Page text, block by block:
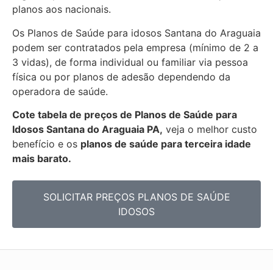
planos aos nacionais.
Os Planos de Saúde para idosos Santana do Araguaia
podem ser contratados pela empresa (mínimo de 2 a
3 vidas), de forma individual ou familiar via pessoa
física ou por planos de adesão dependendo da
operadora de saúde.
Cote tabela de preços de Planos de Saúde para
Idosos Santana do Araguaia PA, veja o melhor custo
benefício e os planos de saúde para terceira idade
mais barato.
SOLICITAR PREÇOS PLANOS DE SAÚDE
IDOSOS